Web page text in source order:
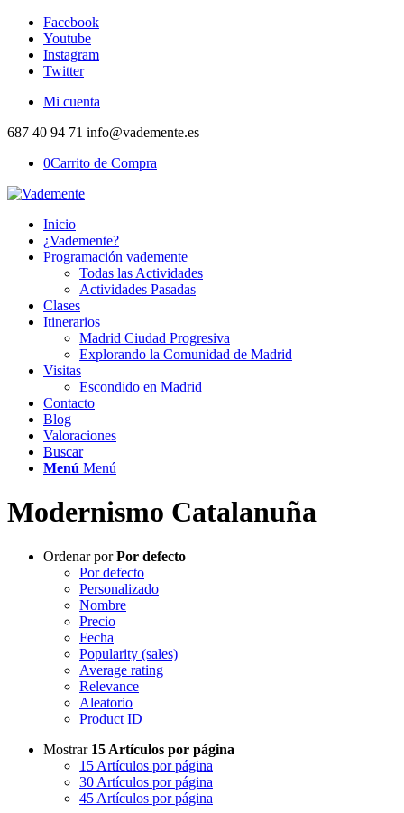
Facebook
Youtube
Instagram
Twitter
Mi cuenta
687 40 94 71 info@vademente.es
0Carrito de Compra
Inicio
¿Vademente?
Programación vademente
Todas las Actividades
Actividades Pasadas
Clases
Itinerarios
Madrid Ciudad Progresiva
Explorando la Comunidad de Madrid
Visitas
Escondido en Madrid
Contacto
Blog
Valoraciones
Buscar
Menú Menú
Modernismo Catalanuña
Ordenar porPor defecto
Por defecto
Personalizado
Nombre
Precio
Fecha
Popularity (sales)
Average rating
Relevance
Aleatorio
Product ID
Mostrar 15 Artículos por página
15 Artículos por página
30 Artículos por página
45 Artículos por página